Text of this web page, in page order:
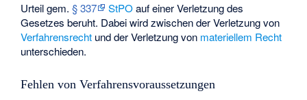
Urteil gem.§ 337 StPOauf einer Verletzung des
Gesetzes beruht. Dabei wird zwischen der Verletzung von
Verfahrensrecht und der Verletzung von materiellem Recht
unterschieden.
Fehlen von Verfahrensvoraussetzungen